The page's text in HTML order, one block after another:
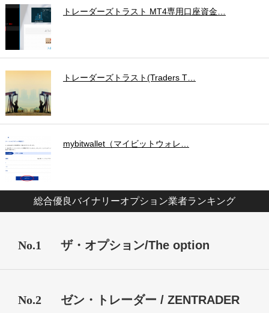
トレーダーズトラスト MT4専用口座資金…
トレーダーズトラスト(Traders T…
mybitwallet（マイビットウォレ…
総合優良バイナリーオプション業者ランキング
No.1 ザ・オプション/The option
No.2 ゼン・トレーダー / ZENTRADER